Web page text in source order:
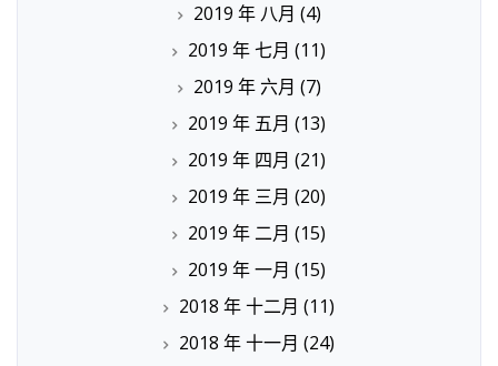
2019 年 八月 (4)
2019 年 七月 (11)
2019 年 六月 (7)
2019 年 五月 (13)
2019 年 四月 (21)
2019 年 三月 (20)
2019 年 二月 (15)
2019 年 一月 (15)
2018 年 十二月 (11)
2018 年 十一月 (24)